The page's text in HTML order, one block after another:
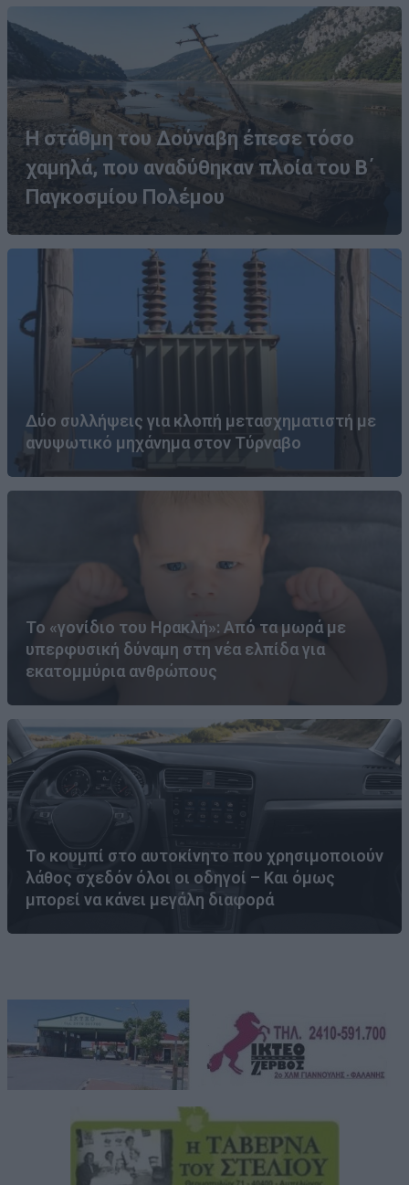
Η στάθμη του Δούναβη έπεσε τόσο
χαμηλά, που αναδύθηκαν πλοία του Β΄
Παγκοσμίου Πολέμου
Δύο συλλήψεις για κλοπή μετασχηματιστή με
ανυψωτικό μηχάνημα στον Τύρναβο
Το «γονίδιο του Ηρακλή»: Από τα μωρά με
υπερφυσική δύναμη στη νέα ελπίδα για
εκατομμύρια ανθρώπους
Το κουμπί στο αυτοκίνητο που χρησιμοποιούν
λάθος σχεδόν όλοι οι οδηγοί – Και όμως
μπορεί να κάνει μεγάλη διαφορά